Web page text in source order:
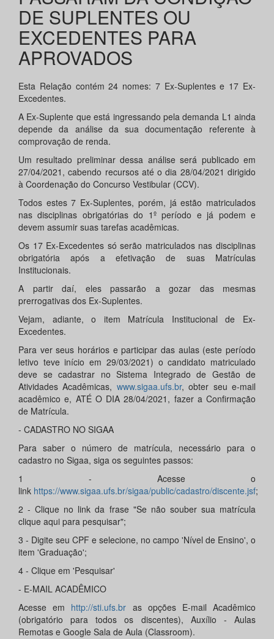
DE SUPLENTES OU
EXCEDENTES PARA
APROVADOS
Esta Relação contém 24 nomes: 7 Ex-Suplentes e 17 Ex-
Excedentes.
A Ex-Suplente que está ingressando pela demanda L1 ainda
depende da análise da sua documentação referente à
comprovação de renda.
Um resultado preliminar dessa análise será publicado em
27/04/2021, cabendo recursos até o dia 28/04/2021 dirigido
à Coordenação do Concurso Vestibular (CCV).
Todos estes 7 Ex-Suplentes, porém, já estão matriculados
nas disciplinas obrigatórias do 1º período e já podem e
devem assumir suas tarefas acadêmicas.
Os 17 Ex-Excedentes só serão matriculados nas disciplinas
obrigatória após a efetivação de suas Matrículas
Institucionais.
A partir daí, eles passarão a gozar das mesmas
prerrogativas dos Ex-Suplentes.
Vejam, adiante, o item Matrícula Institucional de Ex-
Excedentes.
Para ver seus horários e participar das aulas (este período
letivo teve início em 29/03/2021) o candidato matriculado
deve se cadastrar no Sistema Integrado de Gestão de
Atividades Acadêmicas, www.sigaa.ufs.br, obter seu e-mail
acadêmico e, ATÉ O DIA 28/04/2021, fazer a Confirmação
de Matrícula.
- CADASTRO NO SIGAA
Para saber o número de matrícula, necessário para o
cadastro no Sigaa, siga os seguintes passos:
1 - Acesse o
link https://www.sigaa.ufs.br/sigaa/public/cadastro/discente.jsf;
2 - Clique no link da frase "Se não souber sua matrícula
clique aqui para pesquisar";
3 - Digite seu CPF e selecione, no campo 'Nível de Ensino', o
item 'Graduação';
4 - Clique em 'Pesquisar'
- E-MAIL ACADÊMICO
Acesse em http://sti.ufs.br as opções E-mail Acadêmico
(obrigatório para todos os discentes), Auxílio - Aulas
Remotas e Google Sala de Aula (Classroom).